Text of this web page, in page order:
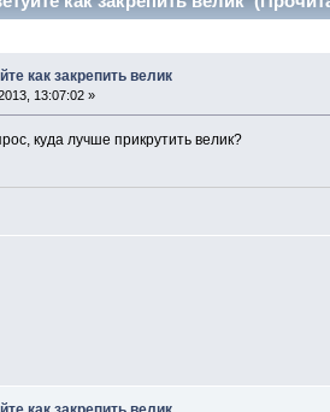
как закрепить велик
13:07:02 »
куда лучше прикрутить велик?